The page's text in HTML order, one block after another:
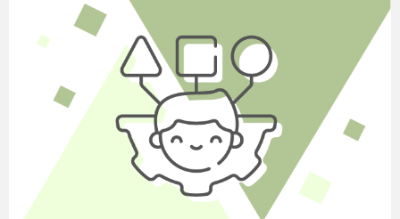
4.Укажіть правильні твердження щодо
біосфери.
Термін «біосфера» увів у 1875 році в
науковий обіг австрійський геолог Е.
Зюсс.
Царство рослин налічує приблизно 100-
250 тисяч видів.
Межи біосфери визначаються
поширенням живих організмів.
Органічна маса рослин створюється в